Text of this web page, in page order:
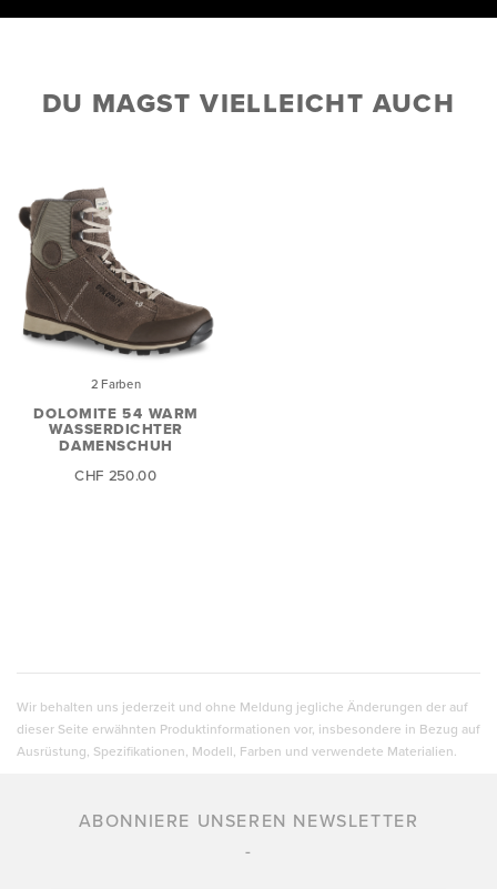
DU MAGST VIELLEICHT AUCH
2 Farben
DOLOMITE 54 WARM
WASSERDICHTER
DAMENSCHUH
CHF 250.00
Wir behalten uns jederzeit und ohne Meldung jegliche Änderungen der auf
dieser Seite erwähnten Produktinformationen vor, insbesondere in Bezug auf
Ausrüstung, Spezifikationen, Modell, Farben und verwendete Materialien.
ABONNIERE UNSEREN NEWSLETTER